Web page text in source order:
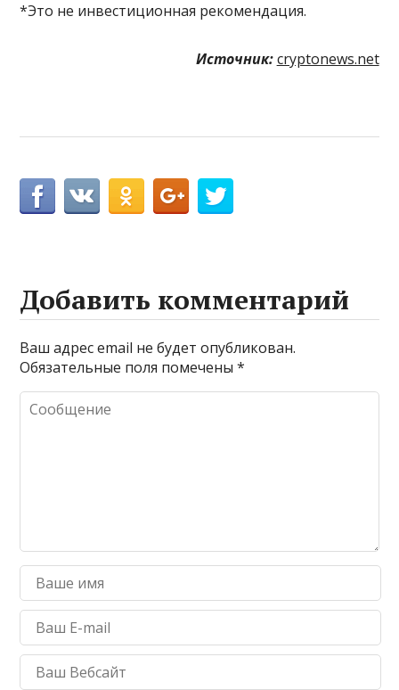
*Это не инвестиционная рекомендация.
Источник: cryptonews.net
Добавить комментарий
Ваш адрес email не будет опубликован.
Обязательные поля помечены*